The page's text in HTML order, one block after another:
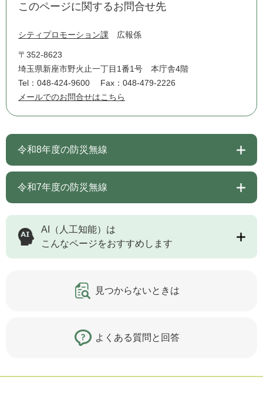
このページに関するお問合せ先
シティプロモーション課 広報係
〒352-8623
埼玉県新座市野火止一丁目1番1号 本庁舎4階
Tel：048-424-9600
Fax：048-479-2226
メールでのお問合せはこちら
令和8年度の防災無線
令和7年度の防災無線
AI（人工知能）は
こんなページをおすすめします
見つからないときは
よくある質問と回答